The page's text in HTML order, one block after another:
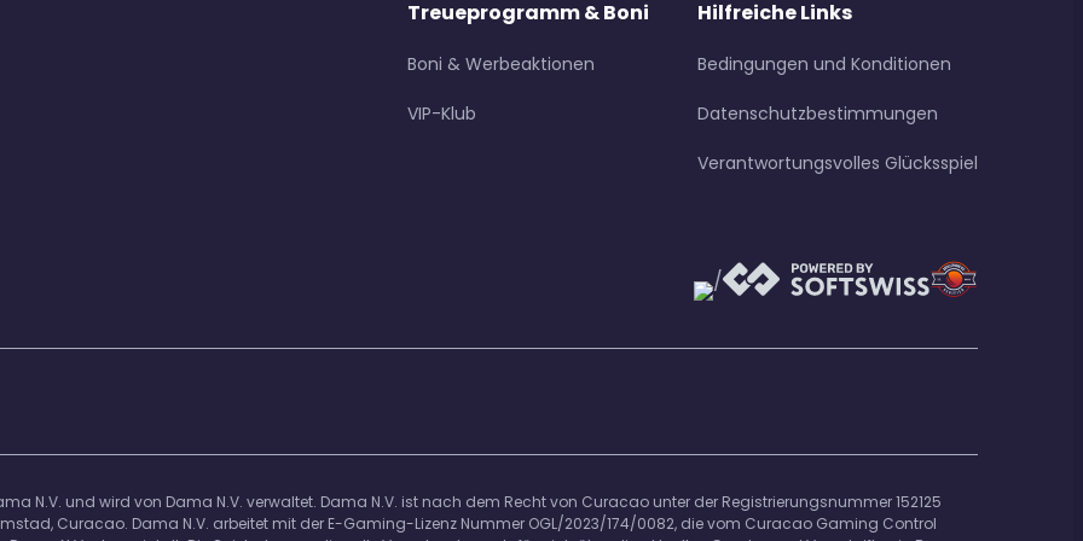
oder einem Vertrag beruht und durch automatisierte Systeme erfolgt.
jederzeit über Ihre Kontoeinstellungen auf der Website widerrufen. Dieser Widerruf hat
vor dem Widerruf erfolgten Verarbeitung, kann jedoch Ihre Möglichkeit, auf unsere Dienste
der Bewertung der Effektivität unseres Content-Marketings und werden von unseren Partnern
zu überwachen, die von Anzeigen stammen.
Treueprogramm & Boni
Boni & Werbeaktionen
VIP-Klub
Hilfreiche Links
Bedingungen und Konditionen
Datenschutzbestimmungen
Verantwortungsvolles Glücksspiel
N.V. und wird von Dama N.V. verwaltet. Dama N.V. ist nach dem Recht von Curacao unter der Registrierungsnummer 152125
Curacao. Dama N.V. arbeitet mit der E-Gaming-Lizenz Nummer OGL/2023/174/0082, die vom Curacao Gaming Control